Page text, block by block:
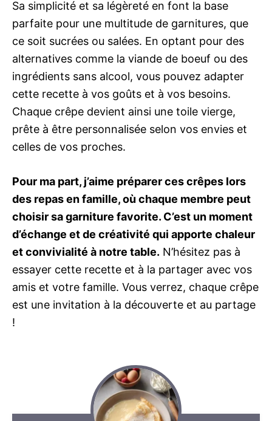
Sa simplicité et sa légèreté en font la base
parfaite pour une multitude de garnitures, que
ce soit sucrées ou salées. En optant pour des
alternatives comme la viande de boeuf ou des
ingrédients sans alcool, vous pouvez adapter
cette recette à vos goûts et à vos besoins.
Chaque crêpe devient ainsi une toile vierge,
prête à être personnalisée selon vos envies et
celles de vos proches.
Pour ma part, j’aime préparer ces crêpes lors
des repas en famille, où chaque membre peut
choisir sa garniture favorite. C’est un moment
d’échange et de créativité qui apporte chaleur
et convivialité à notre table. N’hésitez pas à
essayer cette recette et à la partager avec vos
amis et votre famille. Vous verrez, chaque crêpe
est une invitation à la découverte et au partage
!